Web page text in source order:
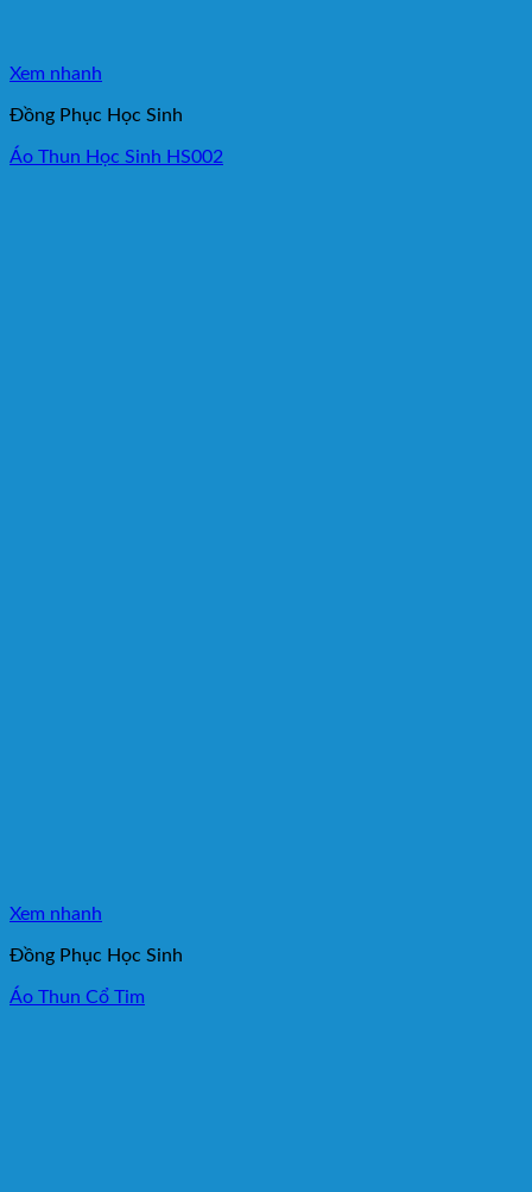
Xem nhanh
Đồng Phục Học Sinh
Áo Thun Học Sinh HS002
Xem nhanh
Đồng Phục Học Sinh
Áo Thun Cổ Tim